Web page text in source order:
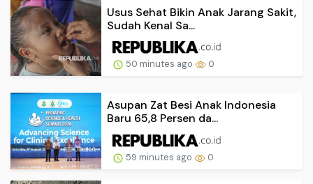
Usus Sehat Bikin Anak Jarang Sakit,
Sudah Kenal Sa...
50 minutes ago 0
Asupan Zat Besi Anak Indonesia
Baru 65,8 Persen da...
59 minutes ago 0